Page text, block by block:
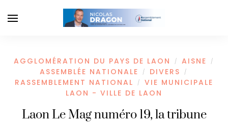
AGGLOMÉRATION DU PAYS DE LAON / AISNE /
ASSEMBLÉE NATIONALE / DIVERS /
RASSEMBLEMENT NATIONAL /
VIE MUNICIPALE
LAON - VILLE DE LAON
Laon Le Mag numéro 19, la tribune